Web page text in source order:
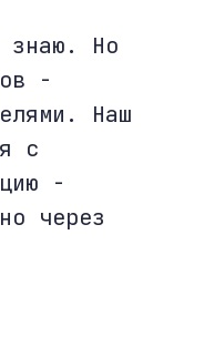
знаю. Но
-
Наш
с
-
через